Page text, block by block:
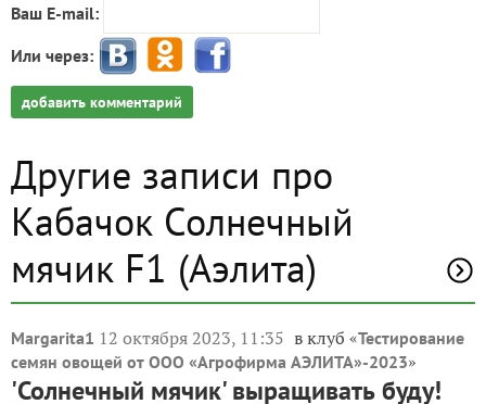
Ваш E-mail:
Или через:
добавить комментарий
Другие записи про
Кабачок Солнечный
мячик F1 (Аэлита)
Margarita1 12 октября 2023, 11:35 в клуб «Тестирование
семян овощей от ООО «Агрофирма АЭЛИТА»-2023»
'Солнечный мячик' выращивать буду!